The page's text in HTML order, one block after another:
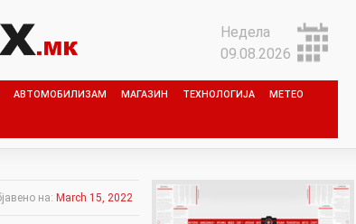
Недела
09.08.2026
АВТОМОБИЛИЗАМ МАГАЗИН ТЕХНОЛОГИЈА МЕТЕО
на: March 15, 2022